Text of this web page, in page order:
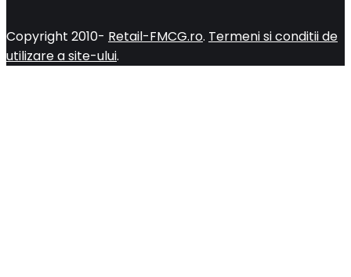
Copyright 2010- Retail-FMCG.ro. Termeni si conditii de
utilizare a site-ului.